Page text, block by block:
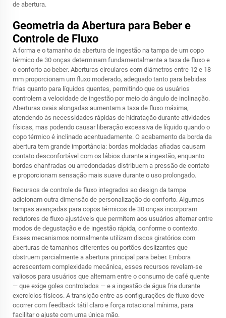
de abertura.
Geometria da Abertura para Beber e
Controle de Fluxo
A forma e o tamanho da abertura de ingestão na tampa de um copo
térmico de 30 onças determinam fundamentalmente a taxa de fluxo e
o conforto ao beber. Aberturas circulares com diâmetros entre 12 e 18
mm proporcionam um fluxo moderado, adequado tanto para bebidas
frias quanto para líquidos quentes, permitindo que os usuários
controlem a velocidade de ingestão por meio do ângulo de inclinação.
Aberturas ovais alongadas aumentam a taxa de fluxo máxima,
atendendo às necessidades rápidas de hidratação durante atividades
físicas, mas podendo causar liberação excessiva de líquido quando o
copo térmico é inclinado acentuadamente. O acabamento da borda da
abertura tem grande importância: bordas moldadas afiadas causam
contato desconfortável com os lábios durante a ingestão, enquanto
bordas chanfradas ou arredondadas distribuem a pressão de contato
e proporcionam sensação mais suave durante o uso prolongado.
Recursos de controle de fluxo integrados ao design da tampa
adicionam outra dimensão de personalização do conforto. Algumas
tampas avançadas para copos térmicos de 30 onças incorporam
redutores de fluxo ajustáveis que permitem aos usuários alternar entre
modos de degustação e de ingestão rápida, conforme o contexto.
Esses mecanismos normalmente utilizam discos giratórios com
aberturas de tamanhos diferentes ou portões deslizantes que
obstruem parcialmente a abertura principal para beber. Embora
acrescentem complexidade mecânica, esses recursos revelam-se
valiosos para usuários que alternam entre o consumo de café quente
— que exige goles controlados — e a ingestão de água fria durante
exercícios físicos. A transição entre as configurações de fluxo deve
ocorrer com feedback tátil claro e força rotacional mínima, para
facilitar o ajuste com uma única mão.